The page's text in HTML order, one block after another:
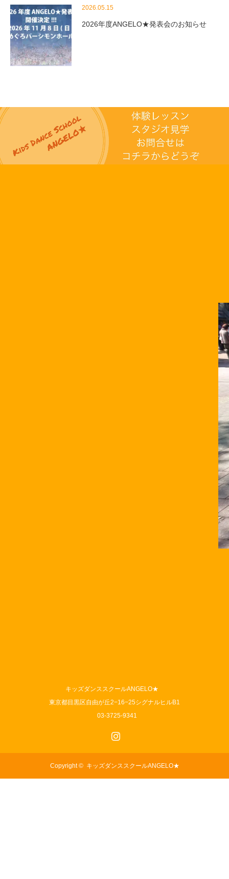
2026.05.15
2026年度ANGELO★発表会のお知らせ
キッズダンススクールANGELO★
東京都目黒区自由が丘2−16−25シグナルヒルB1
03-3725-9341
Copyright © キッズダンススクールANGELO★